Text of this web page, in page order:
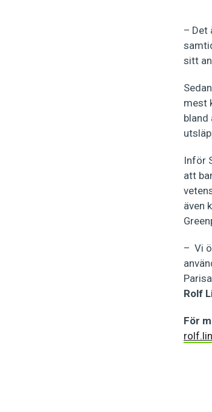
– Det
sitt
mest
bland
Inför
att
även
– Vi
Rolf
För